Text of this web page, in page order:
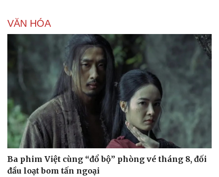
VĂN HÓA
Ba phim Việt cùng “đổ bộ” phòng vé tháng 8, đối
đầu loạt bom tấn ngoại